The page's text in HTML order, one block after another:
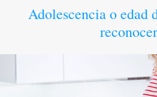
Adolescencia o edad